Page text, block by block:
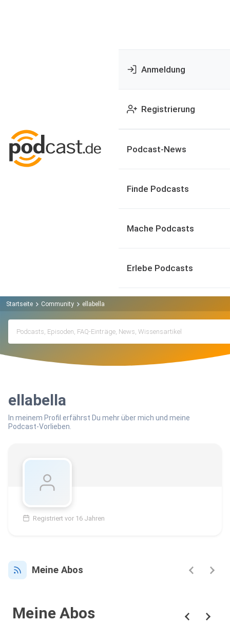
Anmeldung
Registrierung
Podcast-News
Finde Podcasts
Mache Podcasts
Erlebe Podcasts
Startseite Community ellabella
ellabella
In meinem Profil erfährst Du mehr über mich und meine
Podcast-Vorlieben.
Registriert vor 16 Jahren
Meine Abos
Meine Abos